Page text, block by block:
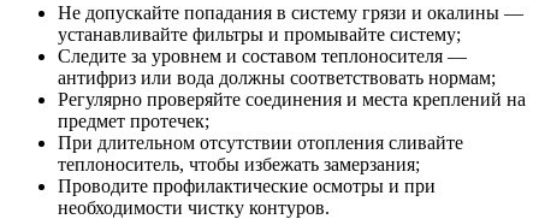
Не допускайте попадания в систему грязи и окалины —
устанавливайте фильтры и промывайте систему;
Следите за уровнем и составом теплоносителя —
антифриз или вода должны соответствовать нормам;
Регулярно проверяйте соединения и места креплений на
предмет протечек;
При длительном отсутствии отопления сливайте
теплоноситель, чтобы избежать замерзания;
Проводите профилактические осмотры и при
необходимости чистку контуров.